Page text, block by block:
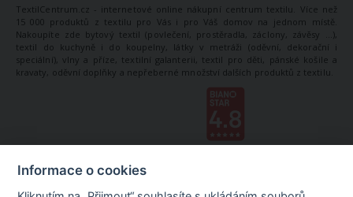
TextilCentrum.cz - internetové online nákupní centrum textilu. Více než
15 000 produktů z textilu pro Vás i pro Váš domov na jednom místě.
Nakoupíte zde bytový textil (povlečení, prostěradla, záclony, závěsy ...),
textil do kuchyně i do koupelny, látky v metráži (oděvní, dekorační i
speciální), vlny a příze, textilní galanterii, textil pro děti, pánské košile a
kravaty, oděvní doplňky a nepřeberné množství dalších produktů z textilu.
Informace o cookies